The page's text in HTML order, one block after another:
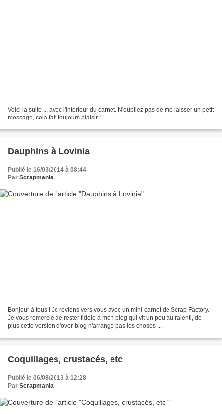
Voici la suite ... avec l'intérieur du carnet. N'oubliez pas de me laisser un petit
message, cela fait toujours plaisir !
Dauphins à Lovinia
Publié le 16/03/2014 à 08:44
Par Scrapmania
Bonjour à tous ! Je reviens vers vous avec un mini-carnet de Scrap Factory.
Je vous remercie de rester fidèle à mon blog qui vit un peu au ralenti, de
plus cette version d'over-blog n'arrange pas les choses ...
Coquillages, crustacés, etc
Publié le 06/08/2013 à 12:28
Par Scrapmania